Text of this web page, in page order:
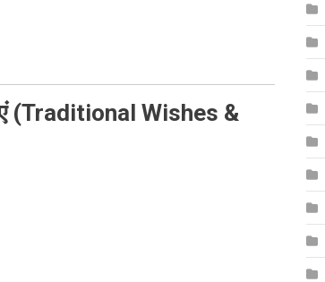
(Traditional Wishes &